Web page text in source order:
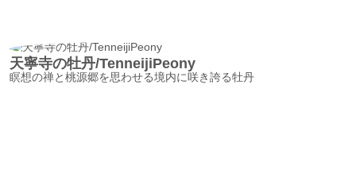
天寧寺の牡丹/TenneijiPeony
瞑想の禅と桃源郷を思わせる境内に咲き誇る牡丹